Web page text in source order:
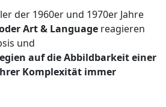
der 1960er und 1970er Jahre
Art & Language reagieren
und
auf die Abbildbarkeit einer
Komplexität immer